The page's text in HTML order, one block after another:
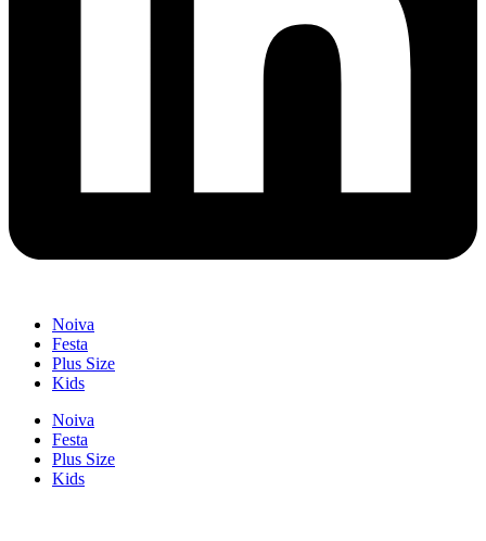
Noiva
Festa
Plus Size
Kids
Noiva
Festa
Plus Size
Kids